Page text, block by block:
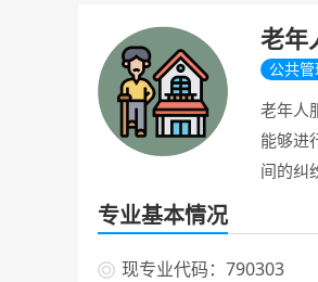
老年
公共
老年人
能够进
间的纠
专业基本情况
现专业代码：790303